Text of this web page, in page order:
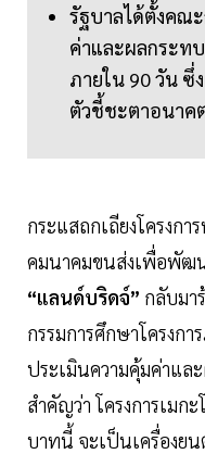
รัฐบาลได้ตั้งคณ
ค่าและผลกระทบ
ภายใน 90 วัน ซึ่
ตัวชี้ชะตาอนาค
กระแสถกเถียงโครงก
คมนาคมขนส่งเพื่อพัฒน
“แลนด์บริดจ์” กลับมา
กรรมการศึกษาโครงกา
ประเมินความคุ้มค่าแล
สำคัญว่า โครงการเมก
บาทนี้ จะเป็นเครื่องย